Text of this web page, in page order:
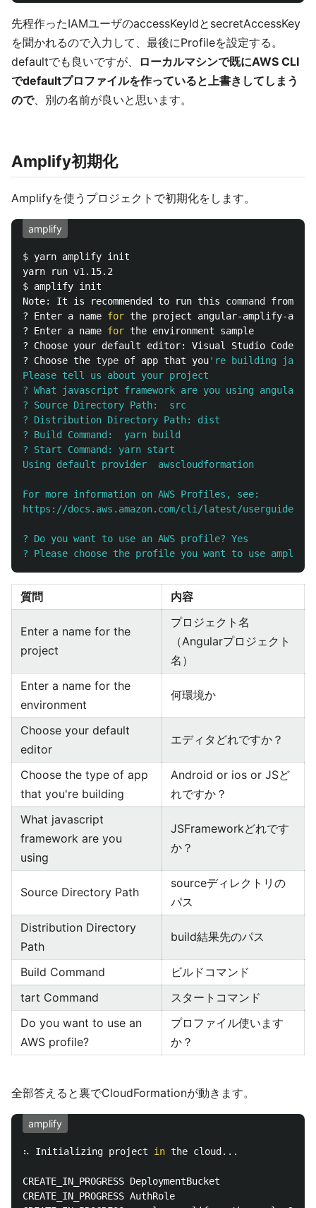
先程作ったIAMユーザのaccessKeyIdとsecretAccessKey
を聞かれるので入力して、最後にProfileを設定する。
defaultでも良いですが、
ローカルマシンで既にAWS CLI
でdefaultプロファイルを作っていると上書きしてしまう
ので、別の名前が良いと思います。
Amplify初期化
Amplifyを使うプロジェクトで初期化をします。
amplify
$ yarn amplify init
$ amplify init
Note: It is recommended to run this command from
? Enter a name for the project angular-amplify-auth
? Enter a name for the environment sample
? Choose your default editor: Visual Studio Code
? Choose the type of app that you're building
Please tell us about your project
? What javascript framework are you using angular
? Source Directory Path:  src
? Distribution Directory Path: dist
? Build Command:  yarn build
? Start Command: yarn start
Using default provider  awscloudformation
For more information on AWS Profiles, see:
https://docs.aws.amazon.com/cli/latest/userguide/
? Do you want to use an AWS profile? Yes
質問 内容
Enter a name for the
project
プロジェクト名
（Angularプロジェクト
名）
Enter a name for the
environment
何環境か
Choose your default
editor
エディタどれですか？
Choose the type of app
that you're building
Android or ios or JSど
れですか？
What javascript
framework are you
using
JSFrameworkどれです
か？
Source Directory Path
sourceディレクトリの
パス
Distribution Directory
Path
build結果先のパス
Build Command
ビルドコマンド
tart Command
スタートコマンド
Do you want to use an
AWS profile?
プロファイル使います
か？
全部答えると裏でCloudFormationが動きます。
amplify
⠦ Initializing project in the cloud...
CREATE_IN_PROGRESS DeploymentBucket
CREATE_IN_PROGRESS AuthRole